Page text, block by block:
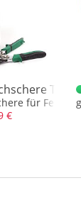
Pack TOP
für
€